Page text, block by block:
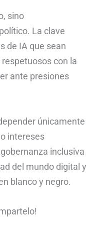
sino
La clave
de IA que sean
con la
ante presiones
únicamente
intereses
inclusiva
del mundo digital y
blanco y negro.